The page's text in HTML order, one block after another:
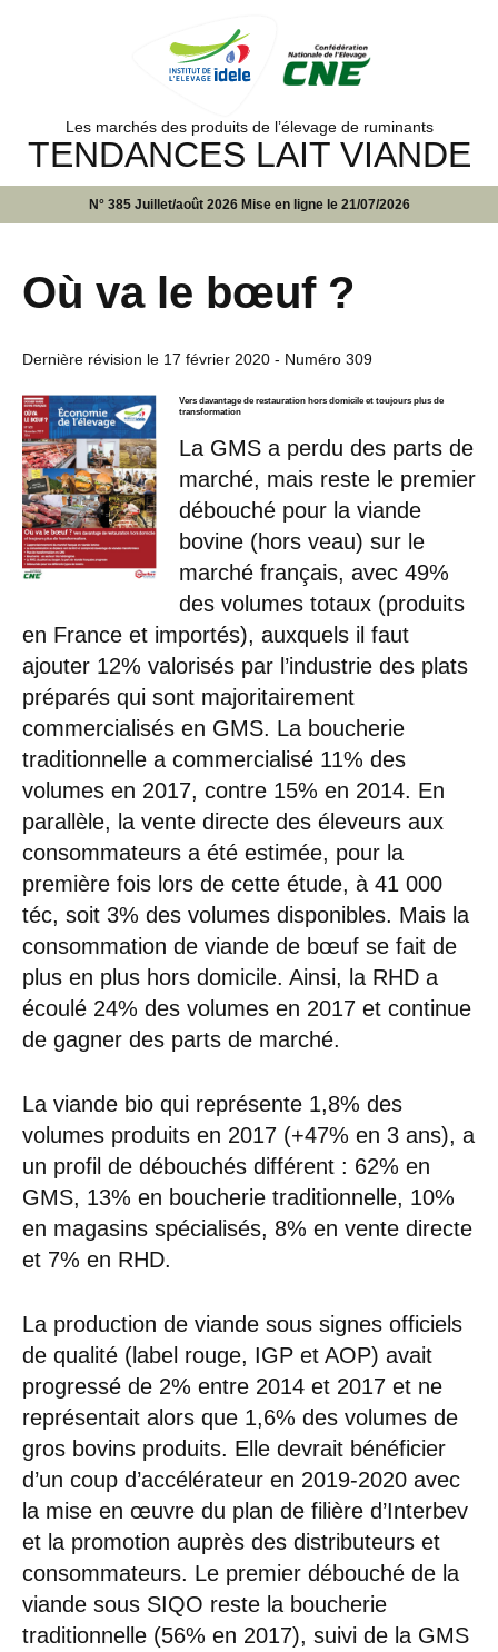
Les marchés des produits de l’élevage de ruminants
TENDANCES LAIT VIANDE
N° 385 Juillet/août 2026 Mise en ligne le 21/07/2026
Où va le bœuf ?
Dernière révision le 17 février 2020 - Numéro 309
Vers davantage de restauration hors domicile et toujours plus de
transformation
La GMS a perdu des parts de
marché, mais reste le premier
débouché pour la viande
bovine (hors veau) sur le
marché français, avec 49%
des volumes totaux (produits
en France et importés), auxquels il faut
ajouter 12% valorisés par l’industrie des plats
préparés qui sont majoritairement
commercialisés en GMS. La boucherie
traditionnelle a commercialisé 11% des
volumes en 2017, contre 15% en 2014. En
parallèle, la vente directe des éleveurs aux
consommateurs a été estimée, pour la
première fois lors de cette étude, à 41 000
téc, soit 3% des volumes disponibles. Mais la
consommation de viande de bœuf se fait de
plus en plus hors domicile. Ainsi, la RHD a
écoulé 24% des volumes en 2017 et continue
de gagner des parts de marché.
La viande bio qui représente 1,8% des
volumes produits en 2017 (+47% en 3 ans), a
un profil de débouchés différent : 62% en
GMS, 13% en boucherie traditionnelle, 10%
en magasins spécialisés, 8% en vente directe
et 7% en RHD.
La production de viande sous signes officiels
de qualité (label rouge, IGP et AOP) avait
progressé de 2% entre 2014 et 2017 et ne
représentait alors que 1,6% des volumes de
gros bovins produits. Elle devrait bénéficier
d’un coup d’accélérateur en 2019-2020 avec
la mise en œuvre du plan de filière d’Interbev
et la promotion auprès des distributeurs et
consommateurs. Le premier débouché de la
viande sous SIQO reste la boucherie
traditionnelle (56% en 2017), suivi de la GMS